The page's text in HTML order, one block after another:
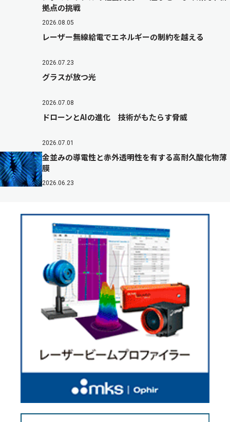
拠点の挑戦
2026.08.05
レーザー無線給電でエネルギーの制約を越える
2026.07.23
グラスが放つ光
2026.07.08
ドローンとAIの進化 技術がもたらす脅威
2026.07.01
金並みの導電性と赤外透明性を有する高耐久酸化物薄
膜
2026.06.23